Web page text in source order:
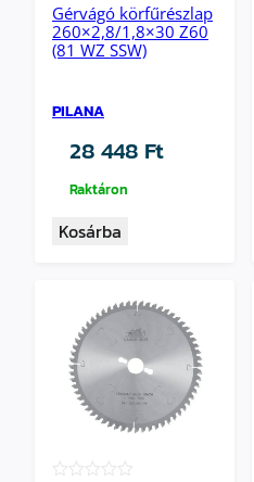
Gérvágó körfűrészlap
260×2,8/1,8×30 Z60
(81 WZ SSW)
PILANA
28 448 Ft
Raktáron
Kosárba